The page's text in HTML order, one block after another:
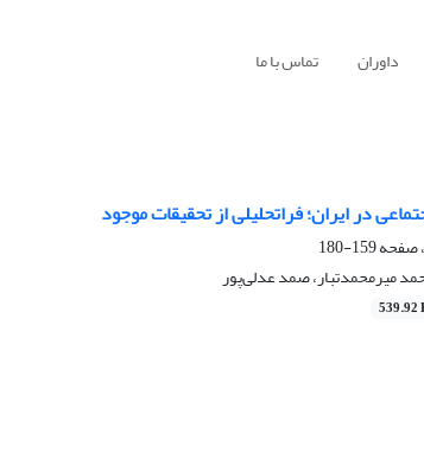
داوران تماس با ما
در ایران؛ فراتحلیلی از تحقیقات موجود
159-180
میرمحمدتبار، صمد عدلی‌پور
539.92